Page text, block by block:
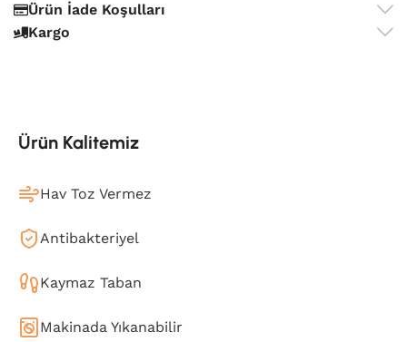
Ürün İade Koşulları
Kargo
Ürün Kalitemiz
Hav Toz Vermez
Antibakteriyel
Kaymaz Taban
Makinada Yıkanabilir